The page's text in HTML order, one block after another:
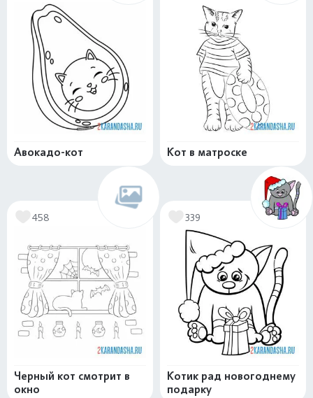
Авокадо-кот Кот в матроске
458
Черный кот смотрит в
окно
339
Котик рад новогоднему
подарку